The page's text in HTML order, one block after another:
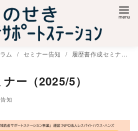
ム セミナー告知 履歴書作成セミナー（2025/5）
ー（2025/5）
知